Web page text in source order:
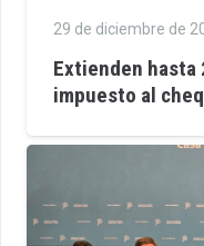
29 de diciembre de
Extienden
impuesto al